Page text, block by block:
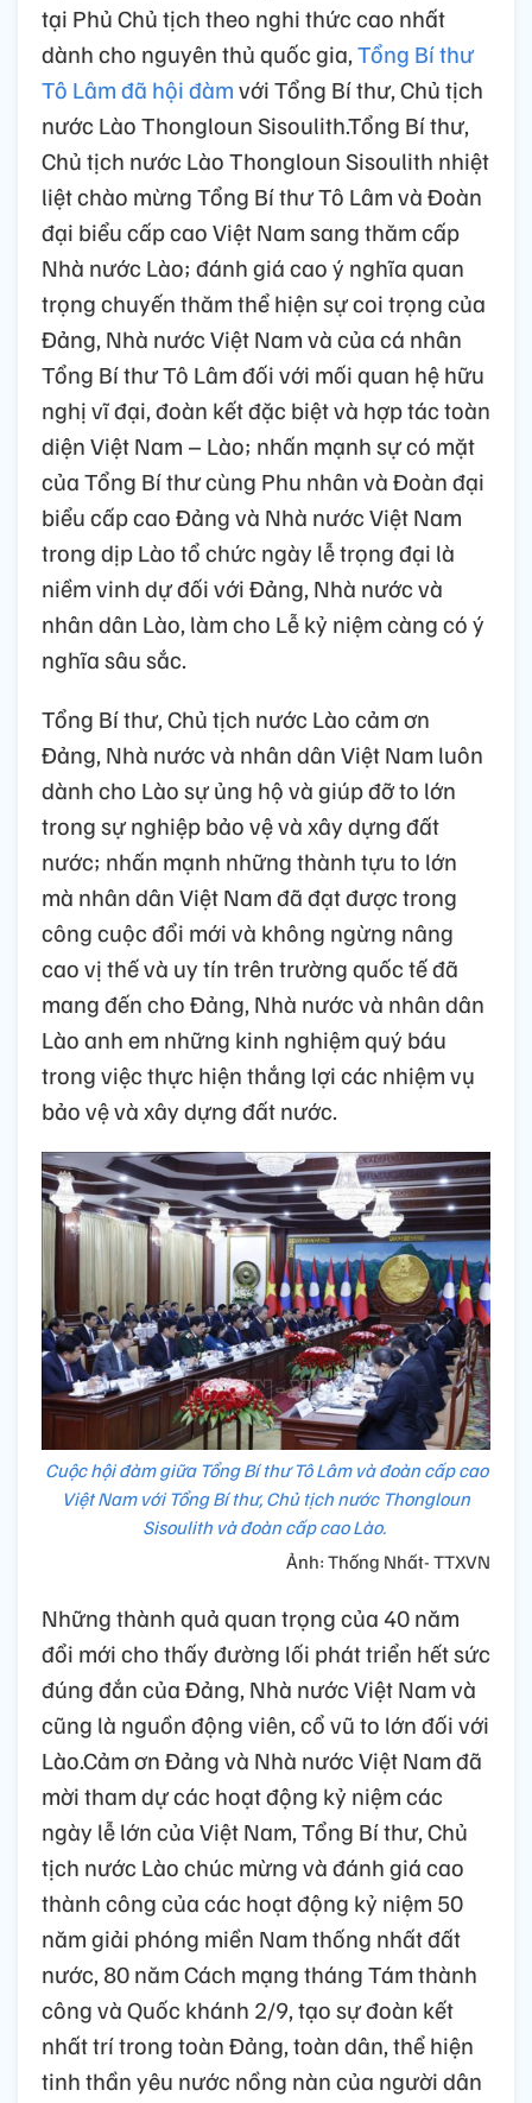
tại Phủ Chủ tịch theo nghi thức cao nhất
dành cho nguyên thủ quốc gia,Tổng Bí thư
Tô Lâm đã hội đàmvới Tổng Bí thư, Chủ tịch
nước Lào Thongloun Sisoulith.Tổng Bí thư,
Chủ tịch nước Lào Thongloun Sisoulith nhiệt
liệt chào mừng Tổng Bí thư Tô Lâm và Đoàn
đại biểu cấp cao Việt Nam sang thăm cấp
Nhà nước Lào; đánh giá cao ý nghĩa quan
trọng chuyến thăm thể hiện sự coi trọng của
Đảng, Nhà nước Việt Nam và của cá nhân
Tổng Bí thư Tô Lâm đối với mối quan hệ hữu
nghị vĩ đại, đoàn kết đặc biệt và hợp tác toàn
diện Việt Nam – Lào; nhấn mạnh sự có mặt
của Tổng Bí thư cùng Phu nhân và Đoàn đại
biểu cấp cao Đảng và Nhà nước Việt Nam
trong dịp Lào tổ chức ngày lễ trọng đại là
niềm vinh dự đối với Đảng, Nhà nước và
nhân dân Lào, làm cho Lễ kỷ niệm càng có ý
nghĩa sâu sắc.
Tổng Bí thư, Chủ tịch nước Lào cảm ơn
Đảng, Nhà nước và nhân dân Việt Nam luôn
dành cho Lào sự ủng hộ và giúp đỡ to lớn
trong sự nghiệp bảo vệ và xây dựng đất
nước; nhấn mạnh những thành tựu to lớn
mà nhân dân Việt Nam đã đạt được trong
công cuộc đổi mới và không ngừng nâng
cao vị thế và uy tín trên trường quốc tế đã
mang đến cho Đảng, Nhà nước và nhân dân
Lào anh em những kinh nghiệm quý báu
trong việc thực hiện thắng lợi các nhiệm vụ
bảo vệ và xây dựng đất nước.
Cuộc hội đàm giữa Tổng Bí thư Tô Lâm và đoàn cấp cao
Việt Nam với Tổng Bí thư, Chủ tịch nước Thongloun
Sisoulith và đoàn cấp cao Lào.
Ảnh: Thống Nhất- TTXVN
Những thành quả quan trọng của 40 năm
đổi mới cho thấy đường lối phát triển hết sức
đúng đắn của Đảng, Nhà nước Việt Nam và
cũng là nguồn động viên, cổ vũ to lớn đối với
Lào.Cảm ơn Đảng và Nhà nước Việt Nam đã
mời tham dự các hoạt động kỷ niệm các
ngày lễ lớn của Việt Nam, Tổng Bí thư, Chủ
tịch nước Lào chúc mừng và đánh giá cao
thành công của các hoạt động kỷ niệm 50
năm giải phóng miền Nam thống nhất đất
nước, 80 năm Cách mạng tháng Tám thành
công và Quốc khánh 2/9, tạo sự đoàn kết
nhất trí trong toàn Đảng, toàn dân, thể hiện
tinh thần yêu nước nồng nàn của người dân